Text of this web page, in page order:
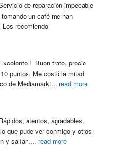
de reparación impecable
un café me han
Los recomiendo
Excelente !  Buen trato, precio
puntos. Me costó la mitad
de Mediamarkt... read more
Rápidos, atentos, agradables,
que pude ver conmigo y otros
y salían.... read more